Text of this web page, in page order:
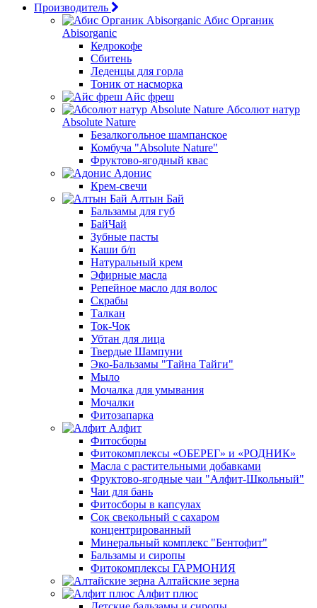
Производитель
Абис Органик
Abisorganic
Кедрокофе
Сбитень
Леденцы для горла
Тоник от насморка
Айс фреш
Абсолют натур
Absolute Nature
Безалкогольное шампанское
Комбуча "Absolute Nature"
Фруктово-ягодный квас
Адонис
Крем-свечи
Алтын Бай
Бальзамы для губ
БайЧай
Зубные пасты
Каши б/п
Натуральный крем
Эфирные масла
Репейное масло для волос
Скрабы
Талкан
Ток-Чок
Убтан для лица
Твердые Шампуни
Эко-Бальзамы "Тайна Тайги"
Мыло
Мочалка для умывания
Мочалки
Фитозапарка
Алфит
Фитосборы
Фитокомплексы «ОБЕРЕГ» и «РОДНИК»
Масла с растительными добавками
Фруктово-ягодные чаи "Алфит-Школьный"
Чаи для бань
Фитосборы в капсулах
Сок свекольный с сахаром
концентрированный
Минеральный комплекс "Бентофит"
Бальзамы и сиропы
Фитокомплексы ГАРМОНИЯ
Алтайские зерна
Алфит плюс